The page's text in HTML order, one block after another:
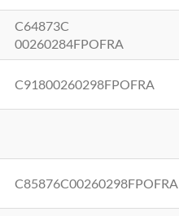
C64873C
00260284FPOFRA
C91800260298FPOFRA
C85876C00260298FPOFRA